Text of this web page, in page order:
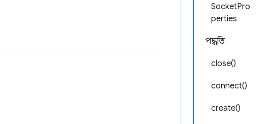
SocketPro
perties
পদ্ধতি
close()
connect()
create()